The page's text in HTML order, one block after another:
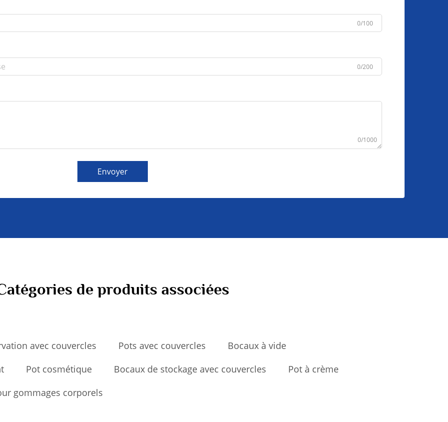
0/100
0/200
0/1000
Envoyer
de produits associées
avec couvercles Pots avec couvercles
Bocaux à vide
Pot cosmétique Bocaux de stockage avec couvercles
Pot à crème
gommages corporels